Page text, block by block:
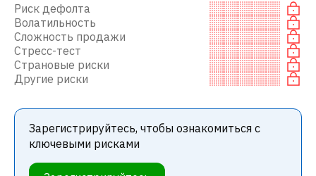
Риск дефолта
Волатильность
Сложность продажи
Стресс-тест
Страновые риски
Другие риски
Зарегистрируйтесь, чтобы ознакомиться с
ключевыми рисками